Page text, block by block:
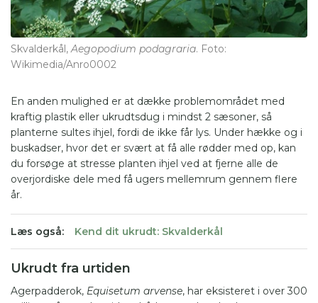
Skvalderkål,Aegopodium podagraria. Foto:
Wikimedia/Anro0002
En anden mulighed er at dække problemområdet med
kraftig plastik eller ukrudtsdug i mindst 2 sæsoner, så
planterne sultes ihjel, fordi de ikke får lys. Under hække og i
buskadser, hvor det er svært at få alle rødder med op, kan
du forsøge at stresse planten ihjel ved at fjerne alle de
overjordiske dele med få ugers mellemrum gennem flere
år.
Læs også: Kend dit ukrudt: Skvalderkål
Ukrudt fra urtiden
Agerpadderok, Equisetum arvense, har eksisteret i over 300